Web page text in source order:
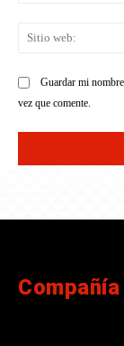
Guardar mi
vez que comente.
Compañía